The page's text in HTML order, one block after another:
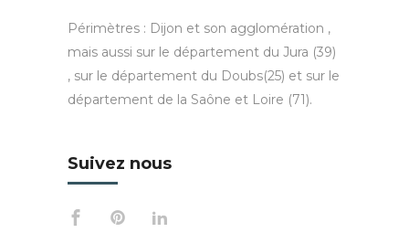
Périmètres : Dijon et son agglomération ,
mais aussi sur le département du Jura (39)
, sur le département du Doubs(25) et sur le
département de la Saône et Loire (71).
Suivez nous